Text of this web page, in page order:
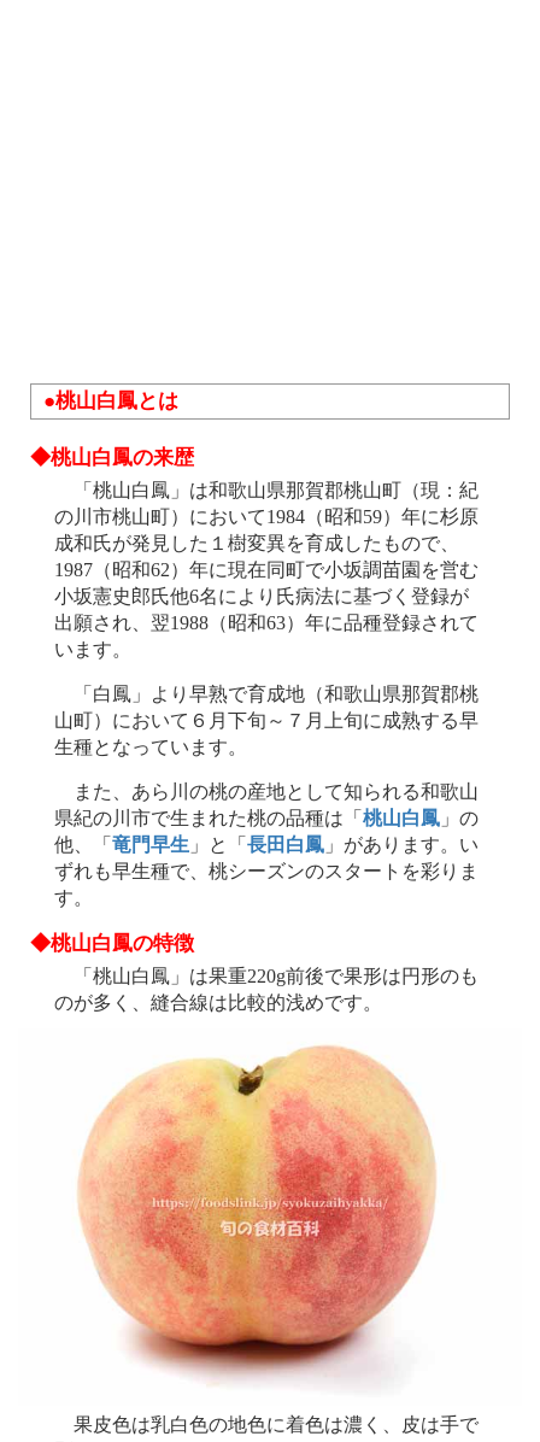
●桃山白鳳とは
◆桃山白鳳の来歴
「桃山白鳳」は和歌山県那賀郡桃山町（現：紀
の川市桃山町）において1984（昭和59）年に杉原
成和氏が発見した１樹変異を育成したもので、
1987（昭和62）年に現在同町で小坂調苗園を営む
小坂憲史郎氏他6名により氏病法に基づく登録が
出願され、翌1988（昭和63）年に品種登録されて
います。
「白鳳」より早熟で育成地（和歌山県那賀郡桃
山町）において６月下旬～７月上旬に成熟する早
生種となっています。
また、あら川の桃の産地として知られる和歌山
県紀の川市で生まれた桃の品種は「 桃山白鳳 」の
他、「 竜門早生 」と「 長田白鳳 」があります。い
ずれも早生種で、桃シーズンのスタートを彩りま
す。
◆桃山白鳳の特徴
「桃山白鳳」は果重220g前後で果形は円形のも
のが多く、縫合線は比較的浅めです。
果皮色は乳白色の地色に着色は濃く、皮は手で